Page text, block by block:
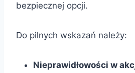
bezpiecznej opcji.
Do pilnych wskazań należy:
Nieprawidłowości w